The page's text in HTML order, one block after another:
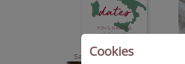
Cookies
Save the date met gaatjes